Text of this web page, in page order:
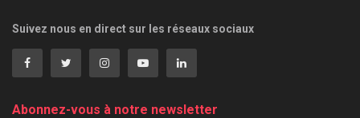
Suivez nous en direct sur les réseaux sociaux
Abonnez-vous à notre newsletter